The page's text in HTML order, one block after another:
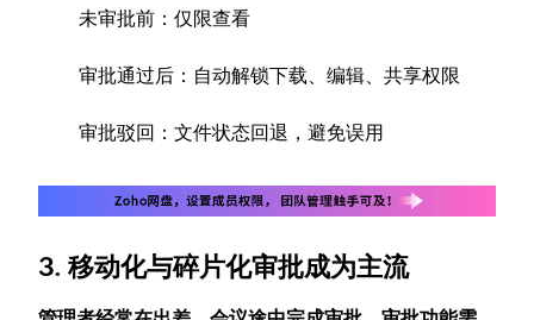
未审批前：仅限查看
审批通过后：自动解锁下载、编辑、共享权限
审批驳回：文件状态回退，避免误用
3. 移动化与碎片化审批成为主流